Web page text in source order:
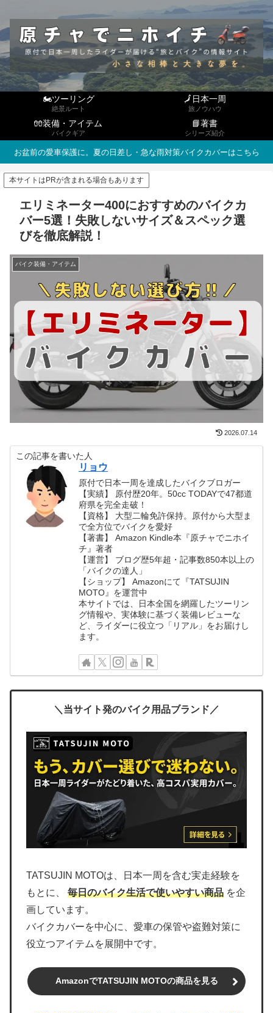
🏍ツーリング
絶景ルート
🗾日本一周
旅ノウハウ
🧤装備・アイテム
バイクギア
📘著書
シリーズ紹介
お盆前の愛車保護に。夏の日差し・急な雨対策バイクカバーはこちら
本サイトはPRが含まれる場合もあります
エリミネーター400におすすめのバイクカ
バー5選！失敗しないサイズ＆スペック選
びを徹底解説！
バイク装備・アイテム
2026.07.14
この記事を書いた人
リョウ
原付で日本一周を達成したバイクブロガー
【実績】 原付歴20年。50cc TODAYで47都道
府県を完全走破！
【資格】 大型二輪免許保持。原付から大型ま
で全方位でバイクを愛好
【著書】 Amazon Kindle本『原チャでニホイ
チ』著者
【運営】 ブログ歴5年超・記事数850本以上の
「バイクの達人」
【ショップ】 Amazonにて『TATSUJIN
MOTO』を運営中
本サイトでは、日本全国を網羅したツーリン
グ情報や、実体験に基づく装備レビューな
ど、ライダーに役立つ「リアル」をお届けし
ます。
＼当サイト発のバイク用品ブランド／
TATSUJIN MOTOは、日本一周を含む実走経験を
もとに、 毎日のバイク生活で使いやすい商品 を企
画しています。
バイクカバーを中心に、愛車の保管や盗難対策に
役立つアイテムを展開中です。
AmazonでTATSUJIN MOTOの商品を見る